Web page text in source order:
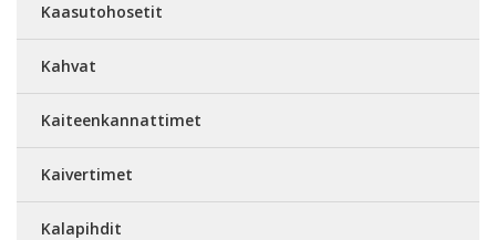
Kaasutohosetit
Kahvat
Kaiteenkannattimet
Kaivertimet
Kalapihdit